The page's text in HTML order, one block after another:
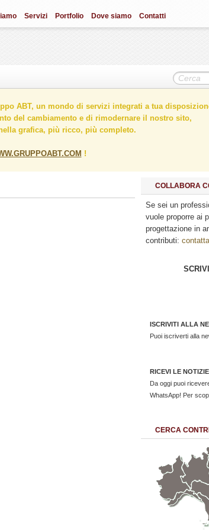
Servizi Portfolio Dove siamo Contatti
ABT, un mondo di servizi integrati a tua
del cambiamento e di rimodernare il nostro sito,
grafica, più ricco, più completo.
!
COLLABORA
Se sei un
vuole proporre ai
progettazione in
contributi:
ISCRIVITI ALLA
Puoi iscriverti alla
RICEVI LE
Da oggi puoi
WhatsApp! Per
CERCA
Lombardia
Piemonte
Valle
d'Aosta